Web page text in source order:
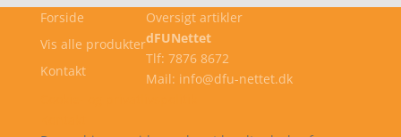
Forside
Vis alle produkter
Kontakt
Oversigt artikler
dFUNettet
Tlf: 7876 8672
Mail: info@dfu-nettet.dk